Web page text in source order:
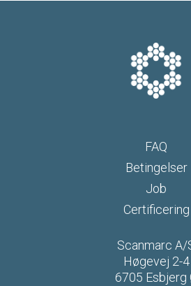
FAQ
Betingelser
Job
Certificering
Scanmarc A/
Høgevej 2-4
6705 Esbjerg